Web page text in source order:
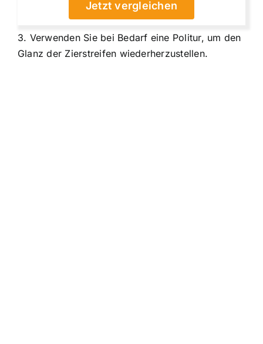
Jetzt vergleichen
3. Verwenden Sie bei Bedarf eine Politur, um den
Glanz der Zierstreifen wiederherzustellen.